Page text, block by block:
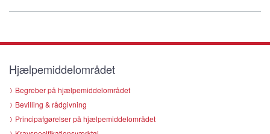
Hjælpemiddelområdet
Begreber på hjælpemiddelområdet
Bevilling & rådgivning
Principafgørelser på hjælpemiddelområdet